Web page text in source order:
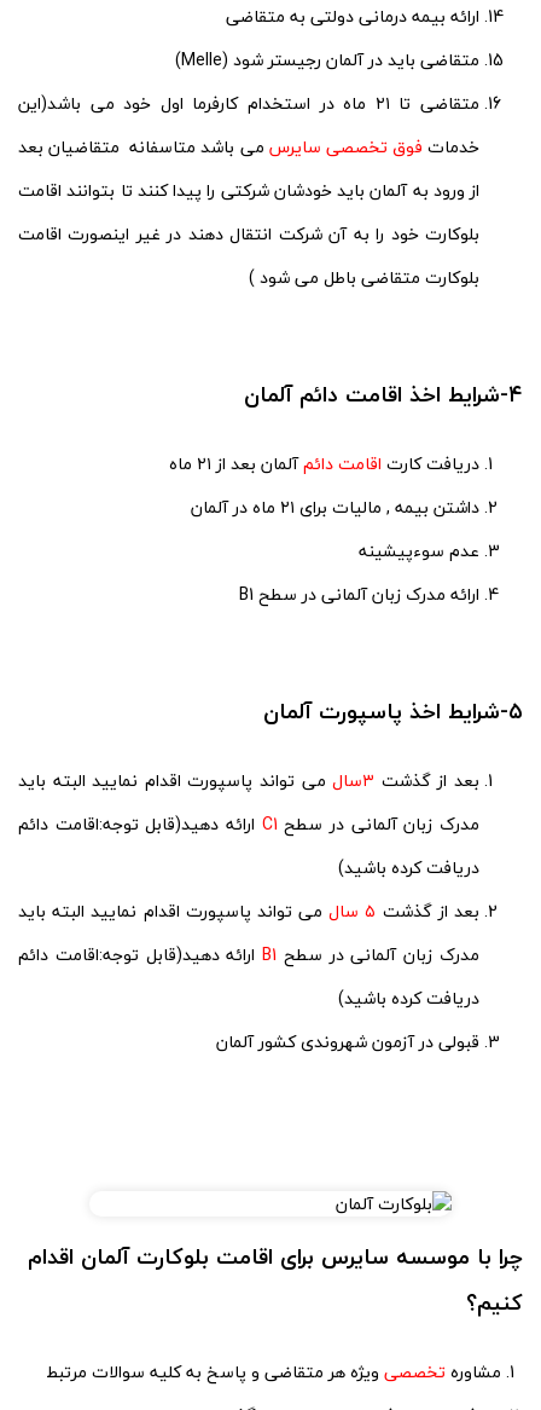
ارائه بیمه درمانی دولتی به متقاضی
متقاضی باید در آلمان رجیستر شود (Melle)
متقاضی تا ۲۱ ماه در استخدام کارفرما اول خود می باشد(این
خدماتفوق تخصصی سایرس می باشد متاسفانه متقاضیان بعد
از ورود به آلمان باید خودشان شرکتی را پیدا کنند تا بتوانند اقامت
بلوکارت خود را به آن شرکت انتقال دهند در غیر اینصورت اقامت
بلوکارت متقاضی باطل می شود )
۴-شرایط اخذ اقامت دائم آلمان
دریافت کارت اقامت دائمآلمان بعد از ۲۱ ماه
داشتن بیمه , مالیات برای ۲۱ ماه در آلمان
عدم سوءپیشینه
ارائه مدرک زبان آلمانی در سطح B1
۵-شرایط اخذ پاسپورت آلمان
بعد از گذشت ۳سالمی تواند پاسپورت اقدام نمایید البته باید
مدرک زبان آلمانی در سطح C1 ارائه دهید(قابل توجه:اقامت دائم
دریافت کرده باشید)
بعد از گذشت ۵ سال
می تواند پاسپورت اقدام نمایید البته باید
مدرک زبان آلمانی در سطح B1ارائه دهید(قابل توجه:اقامت دائم
دریافت کرده باشید)
قبولی در آزمون شهروندی کشور آلمان
چرا با موسسه سایرس برای اقامت بلوکارت آلمان اقدام
کنیم؟
مشاوره تخصصی ویژه هر متقاضی و پاسخ به کلیه سوالات مرتبط